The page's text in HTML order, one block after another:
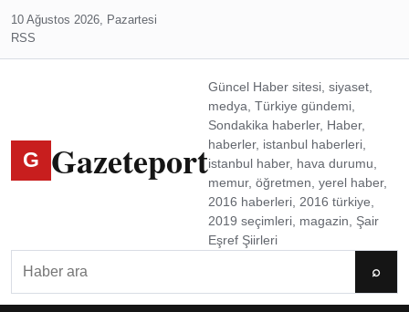
10 Ağustos 2026, Pazartesi
RSS
G Gazeteport
Güncel Haber sitesi, siyaset,
medya, Türkiye gündemi,
Sondakika haberler, Haber,
haberler, istanbul haberleri,
istanbul haber, hava durumu,
memur, öğretmen, yerel haber,
2016 haberleri, 2016 türkiye,
2019 seçimleri, magazin, Şair
Eşref Şiirleri
⌕